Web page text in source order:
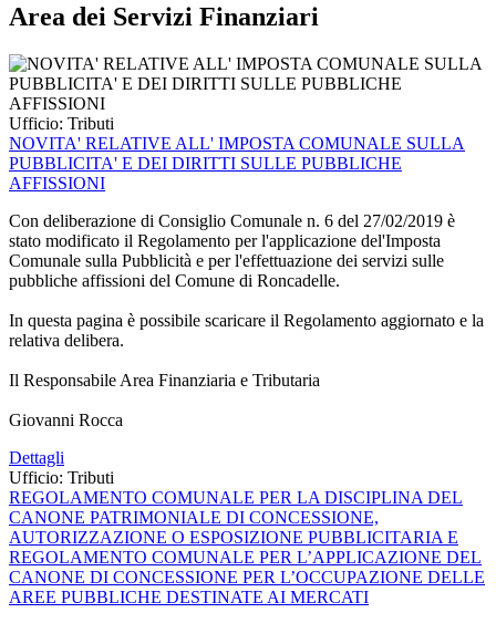
Area dei Servizi Finanziari
Ufficio: Tributi
NOVITA' RELATIVE ALL' IMPOSTA COMUNALE SULLA
PUBBLICITA' E DEI DIRITTI SULLE PUBBLICHE
AFFISSIONI
Con deliberazione di Consiglio Comunale n. 6 del 27/02/2019 è
stato modificato il Regolamento per l'applicazione del'Imposta
Comunale sulla Pubblicità e per l'effettuazione dei servizi sulle
pubbliche affissioni del Comune di Roncadelle.
In questa pagina è possibile scaricare il Regolamento aggiornato e la
relativa delibera.
Il Responsabile Area Finanziaria e Tributaria
Giovanni Rocca
Dettagli
Ufficio: Tributi
REGOLAMENTO COMUNALE PER LA DISCIPLINA DEL
CANONE PATRIMONIALE DI CONCESSIONE,
AUTORIZZAZIONE O ESPOSIZIONE PUBBLICITARIA E
REGOLAMENTO COMUNALE PER L’APPLICAZIONE DEL
CANONE DI CONCESSIONE PER L’OCCUPAZIONE DELLE
AREE PUBBLICHE DESTINATE AI MERCATI